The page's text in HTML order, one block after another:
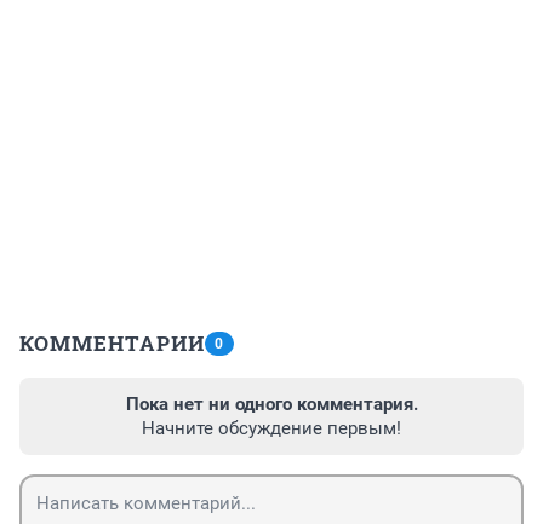
КОММЕНТАРИИ 0
Пока нет ни одного комментария.
Начните обсуждение первым!